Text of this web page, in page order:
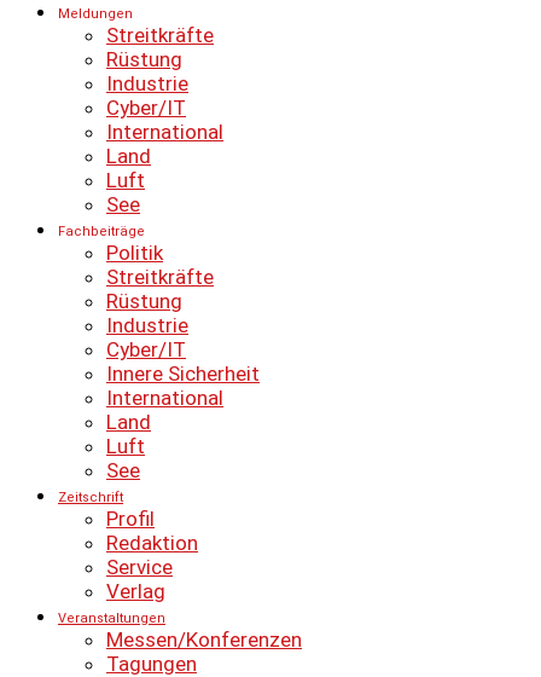
Meldungen
Streitkräfte
Rüstung
Industrie
Cyber/IT
International
Land
Luft
See
Fachbeiträge
Politik
Streitkräfte
Rüstung
Industrie
Cyber/IT
Innere Sicherheit
International
Land
Luft
See
Zeitschrift
Profil
Redaktion
Service
Verlag
Veranstaltungen
Messen/Konferenzen
Tagungen